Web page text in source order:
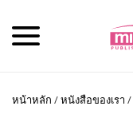
หน้าหลัก /หนังสือของเรา /